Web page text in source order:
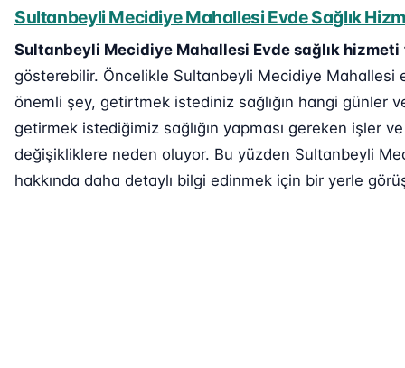
Sultanbeyli Mecidiye Mahallesi Evde Sağlık
Sultanbeyli Mecidiye Mahallesi Evde sağlık hizmeti
gösterebilir. Öncelikle Sultanbeyli Mecidiye Mahallesi
önemli şey, getirtmek istediniz sağlığın hangi günler
getirmek istediğimiz sağlığın yapması gereken işler
değişikliklere neden oluyor. Bu yüzden Sultanbeyli
hakkında daha detaylı bilgi edinmek için bir yerle